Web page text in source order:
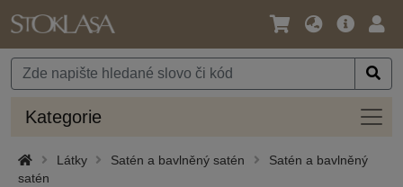
Jazyk
Měna
Hlavní
Kategorie
Látky Satén a bavlněný satén
Satén a bavlněný
satén